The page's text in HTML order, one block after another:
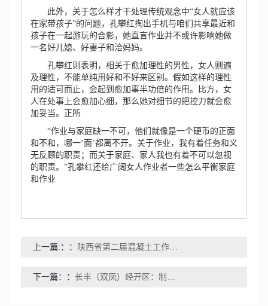
此外，关于怎么样才干处理传统观念中“女人就应该
在家带孩子”的问题，孔攀红掏出手机与咱们共享最近和
孩子在一起游玩的合影，她直言作业并不或许影响她做
一名好儿媳、好妻子和洽妈妈。
孔攀红则表明，相关于愈加理性的男性，女人则遍
及理性，不能单纯用好和不好来区别。假如这样的理性
用的适可而止，会起到愈加事半功倍的作用。比方，女
人在处事上会愈加心细，那么她对细节的把控力就会愈
加妥当。正所
“作业与家庭缺一不可，他们就像是一个硬币的正面
和不和，哪一‘面’都离不开。关于作业，我有着任务和义
无反顾的职责；而关于家庭、家人我也有着不可以忽视
的职责。”孔攀红还给广阔女人作业者一些怎么平衡家庭
和作业
上一篇:： 陕西省第二届混凝土工作工作技术大赛满意闭幕
下一篇： 长丰（双凤）经开区：制作出海 大显神通